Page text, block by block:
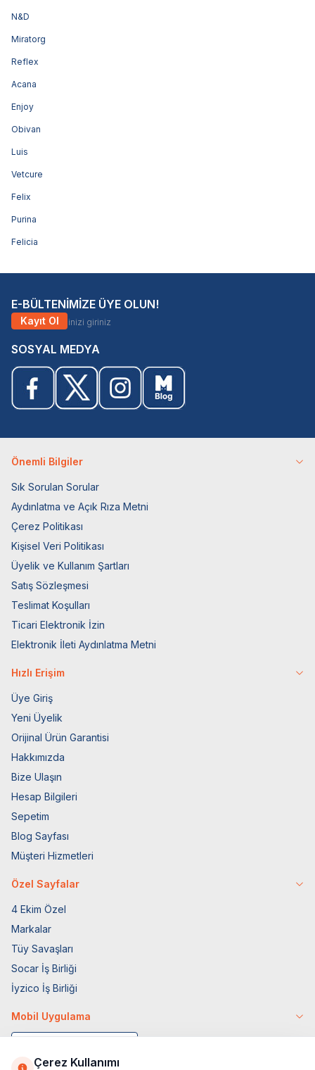
N&D
Miratorg
Reflex
Acana
Enjoy
Obivan
Luis
Vetcure
Felix
Purina
Felicia
E-BÜLTENİMİZE ÜYE OLUN!
Kayıt Ol
SOSYAL MEDYA
Önemli Bilgiler
Sık Sorulan Sorular
Aydınlatma ve Açık Rıza Metni
Çerez Politikası
Kişisel Veri Politikası
Üyelik ve Kullanım Şartları
Satış Sözleşmesi
Teslimat Koşulları
Ticari Elektronik İzin
Elektronik İleti Aydınlatma Metni
Hızlı Erişim
Üye Giriş
Yeni Üyelik
Orijinal Ürün Garantisi
Hakkımızda
Bize Ulaşın
Hesap Bilgileri
Sepetim
Blog Sayfası
Müşteri Hizmetleri
Özel Sayfalar
4 Ekim Özel
Markalar
Tüy Savaşları
Socar İş Birliği
İyzico İş Birliği
Mobil Uygulama
Çerez Kullanımı